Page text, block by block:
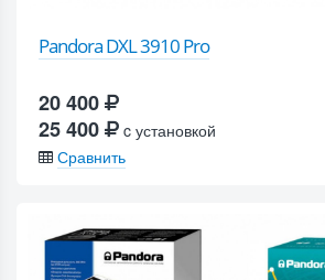
Pandora DXL 3910 Pro
20 400
25 400
c установкой
Сравнить